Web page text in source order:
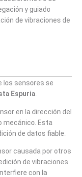
y guiado
de vibraciones de
los sensores se
Espuria
en la dirección del
mecánico. Esta
de datos fiable.
causada por otros
de vibraciones
con la